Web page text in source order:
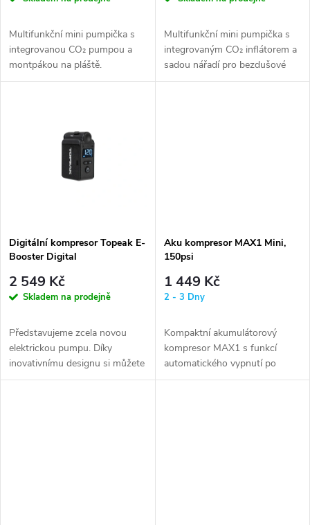
o
d
u
o
d
Multifunkční mini pumpička s
integrovanou CO₂ pumpou a
montpákou na pláště.
Multifunkční mini pumpička s
integrovaným CO₂ inflátorem a
sadou nářadí pro bezdušové
pláště.
Digitální kompresor Topeak E-
Booster Digital
2 549 Kč
Skladem na prodejně
Představujeme zcela novou
elektrickou pumpu. Díky
inovativnímu designu si můžete
přednastavit požadovaný tlak
Aku kompresor MAX1 Mini,
150psi
1 449 Kč
2 - 3 Dny
Kompaktní akumulátorový
kompresor MAX1 s funkcí
automatického vypnutí po
dosažení nastaveného tlaku,